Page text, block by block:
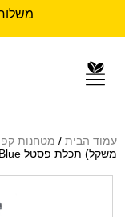
משלוח
עמוד הבית / מטחנות
משקל) תכלת פסטל Fiorenzato All Ground Sense Pastel Blue פיורנזטו